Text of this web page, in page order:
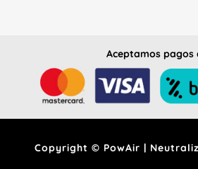
Aceptamos pagos
Copyright © PowAir |